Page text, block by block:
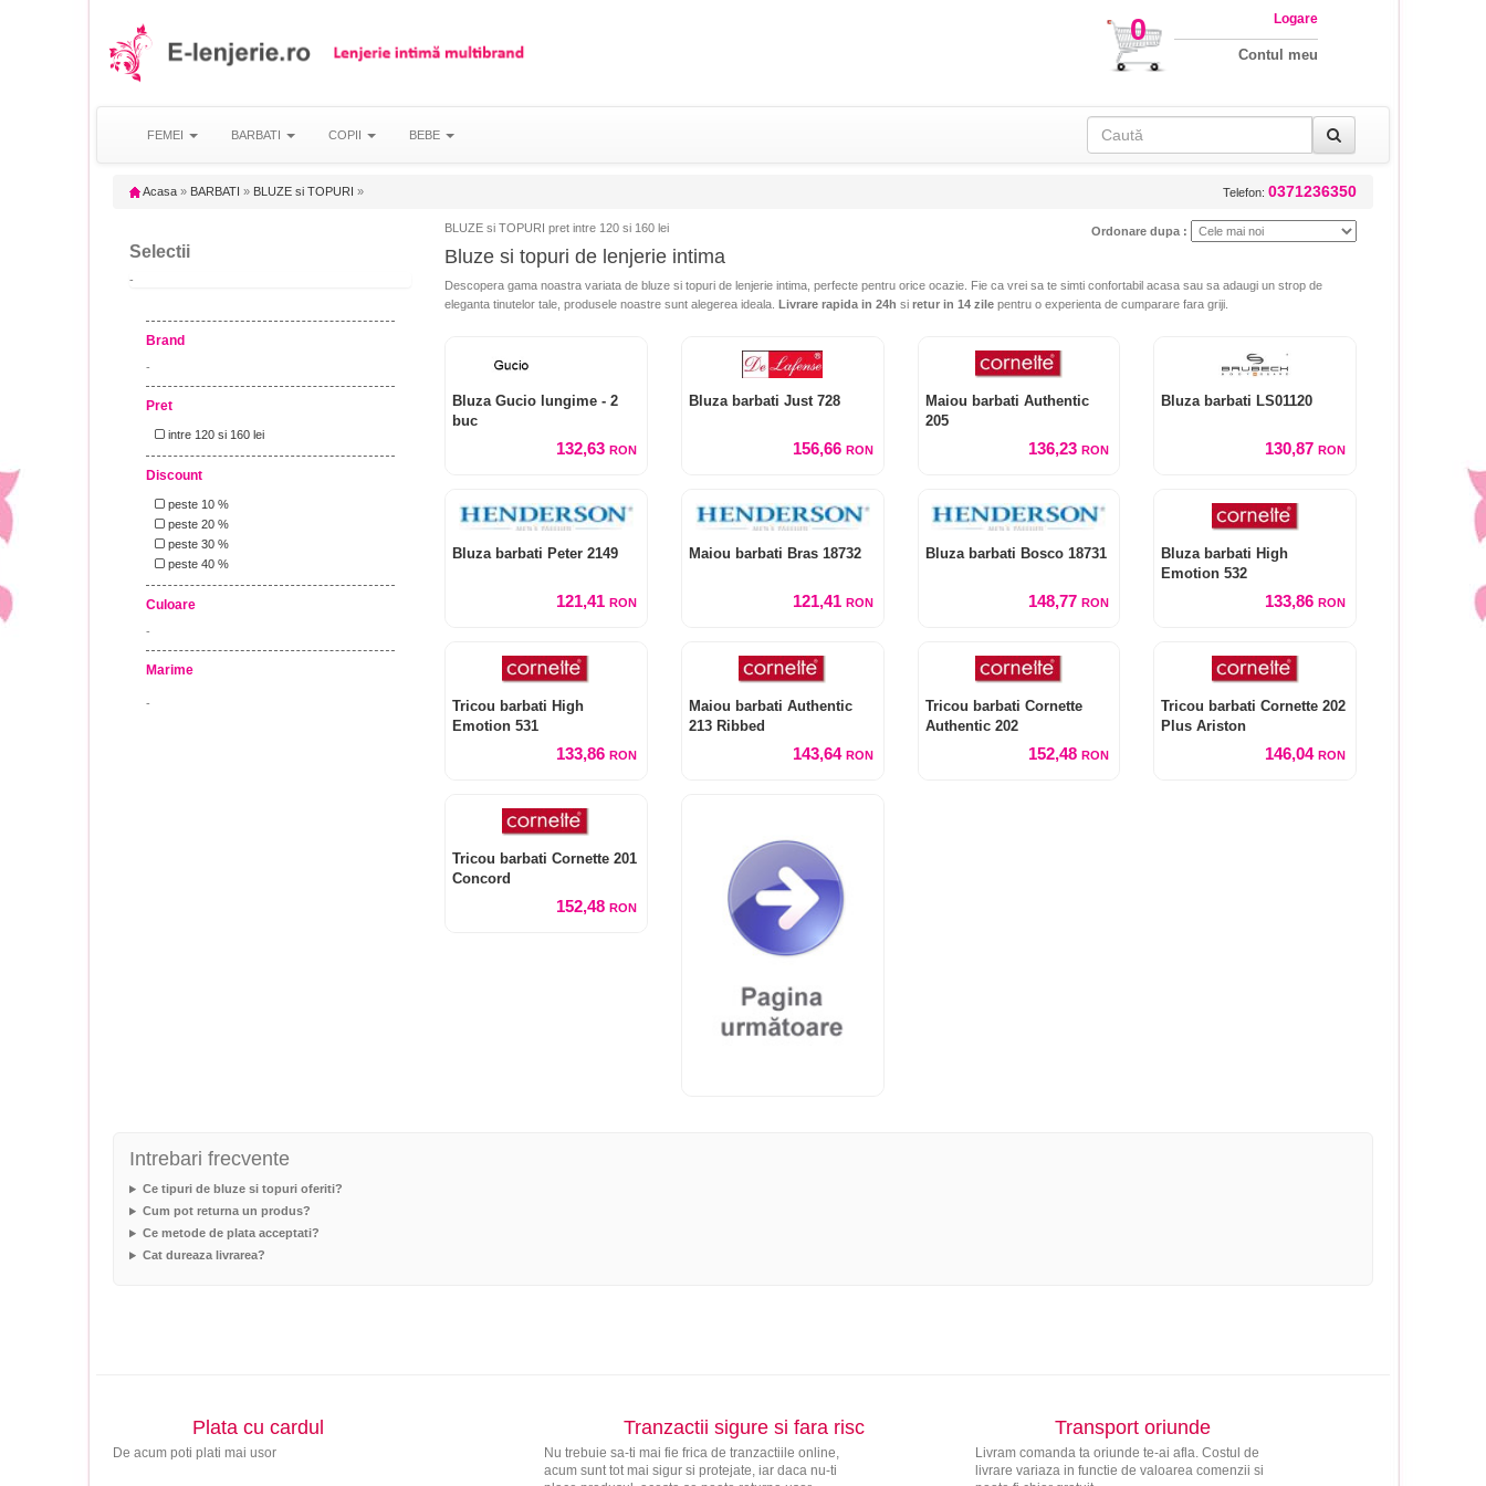
0 Logare
Contul meu
FEMEI BARBATI COPII BEBE
Acasa » BARBATI » BLUZE si TOPURI » Telefon: 0371236350
Selectii
-
Brand
-
Pret
intre 120 si 160 lei
Discount
peste 10 %
peste 20 %
peste 30 %
peste 40 %
Culoare
-
Marime
-
BLUZE si TOPURI pret intre 120 si 160 lei Ordonare dupa :
Bluze si topuri de lenjerie intima
Descopera gama noastra variata de bluze si topuri de lenjerie intima, perfecte pentru orice ocazie. Fie ca vrei sa te simti confortabil acasa sau sa adaugi un strop de
eleganta tinutelor tale, produsele noastre sunt alegerea ideala. Livrare rapida in 24h si retur in 14 zile pentru o experienta de cumparare fara griji.
Bluza Gucio lungime - 2
buc
132,63 RON
Bluza barbati Just 728
156,66 RON
Maiou barbati Authentic
205
136,23RON
Bluza barbati LS01120
130,87 RON
Bluza barbati Peter 2149
121,41 RON
Maiou barbati Bras 18732
121,41 RON
Bluza barbati Bosco 18731
148,77RON
Bluza barbati High
Emotion 532
133,86 RON
Tricou barbati High
Emotion 531
133,86 RON
Maiou barbati Authentic
213 Ribbed
143,64 RON
Tricou barbati Cornette
Authentic 202
152,48RON
Tricou barbati Cornette 202
Plus Ariston
146,04 RON
Tricou barbati Cornette 201
Concord
152,48 RON
Intrebari frecvente
Ce tipuri de bluze si topuri oferiti?
Cum pot returna un produs?
Ce metode de plata acceptati?
Cat dureaza livrarea?
Plata cu cardul
De acum poti plati mai usor
Tranzactii sigure si fara risc
Nu trebuie sa-ti mai fie frica de tranzactiile online,
acum sunt tot mai sigur si protejate, iar daca nu-ti
Transport oriunde
Livram comanda ta oriunde te-ai afla. Costul de
livrare variaza in functie de valoarea comenzii si